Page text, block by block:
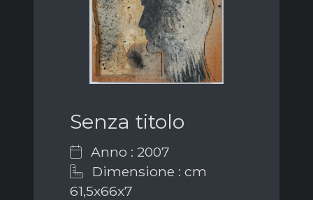
Senza titolo
Anno : 2007
Dimensione : cm
61,5x66x7